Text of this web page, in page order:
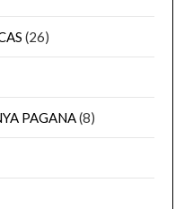
(26)
PAGANA(8)